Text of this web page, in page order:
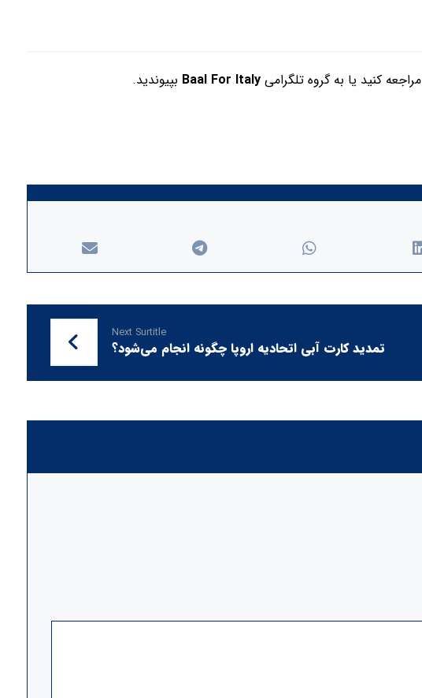
مراجعه کنید یا به گروه تلگرامی Baal For Italy بپیوندید.
Next Surtitle
تمدید کارت آبی اتحادیه اروپا چگونه انجام می‌شود؟